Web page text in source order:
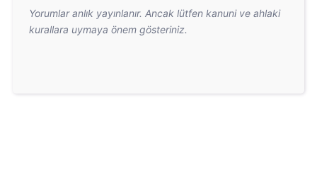
Yorumlar anlık yayınlanır. Ancak lütfen kanuni ve ahlaki
kurallara uymaya önem gösteriniz.